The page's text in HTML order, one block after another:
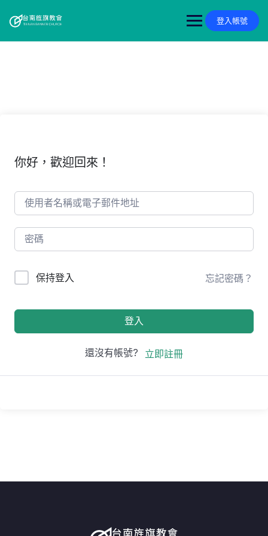
content
登入帳號
你好，歡迎回來！
保持登入 忘記密碼？
登入
還沒有帳號? 立即註冊